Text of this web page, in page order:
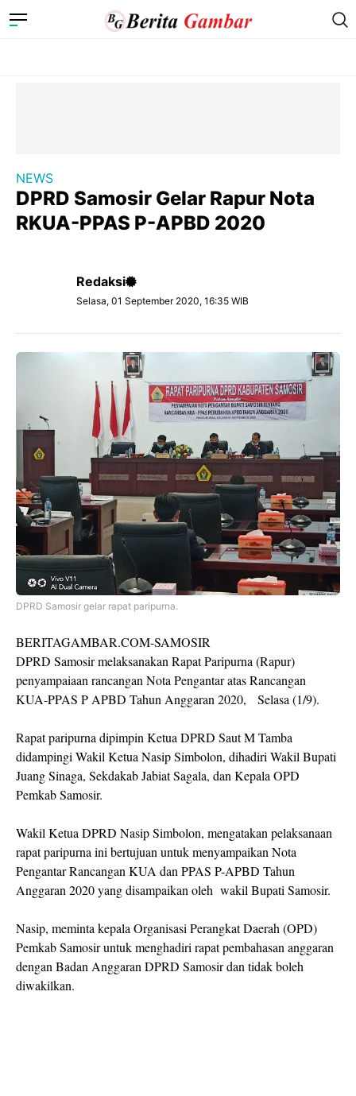
NEWS
DPRD Samosir Gelar Rapur Nota
RKUA-PPAS P-APBD 2020
Redaksi
Selasa, 01 September 2020, 16:35 WIB
DPRD Samosir gelar rapat paripurna.
BERITAGAMBAR.COM-SAMOSIR
DPRD Samosir melaksanakan Rapat Paripurna (Rapur)
penyampaiaan rancangan Nota Pengantar atas Rancangan
KUA-PPAS P APBD Tahun Anggaran 2020, Selasa (1/9).
Rapat paripurna dipimpin Ketua DPRD Saut M Tamba
didampingi Wakil Ketua Nasip Simbolon, dihadiri Wakil Bupati
Juang Sinaga, Sekdakab Jabiat Sagala, dan Kepala OPD
Pemkab Samosir.
Wakil Ketua DPRD Nasip Simbolon, mengatakan pelaksanaan
rapat paripurna ini bertujuan untuk menyampaikan Nota
Pengantar Rancangan KUA dan PPAS P-APBD Tahun
Anggaran 2020 yang disampaikan oleh wakil Bupati Samosir.
Nasip, meminta kepala Organisasi Perangkat Daerah (OPD)
Pemkab Samosir untuk menghadiri rapat pembahasan anggaran
dengan Badan Anggaran DPRD Samosir dan tidak boleh
diwakilkan.